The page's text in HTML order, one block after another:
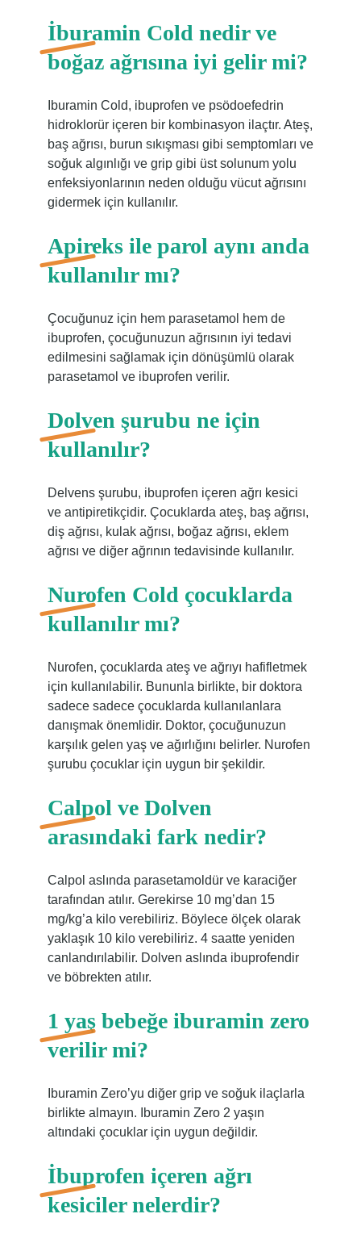
İburamin Cold nedir ve
boğaz ağrısına iyi gelir mi?
Iburamin Cold, ibuprofen ve psödoefedrin
hidroklorür içeren bir kombinasyon ilaçtır. Ateş,
baş ağrısı, burun sıkışması gibi semptomları ve
soğuk algınlığı ve grip gibi üst solunum yolu
enfeksiyonlarının neden olduğu vücut ağrısını
gidermek için kullanılır.
Apireks ile parol aynı anda
kullanılır mı?
Çocuğunuz için hem parasetamol hem de
ibuprofen, çocuğunuzun ağrısının iyi tedavi
edilmesini sağlamak için dönüşümlü olarak
parasetamol ve ibuprofen verilir.
Dolven şurubu ne için
kullanılır?
Delvens şurubu, ibuprofen içeren ağrı kesici
ve antipiretikçidir. Çocuklarda ateş, baş ağrısı,
diş ağrısı, kulak ağrısı, boğaz ağrısı, eklem
ağrısı ve diğer ağrının tedavisinde kullanılır.
Nurofen Cold çocuklarda
kullanılır mı?
Nurofen, çocuklarda ateş ve ağrıyı hafifletmek
için kullanılabilir. Bununla birlikte, bir doktora
sadece sadece çocuklarda kullanılanlara
danışmak önemlidir. Doktor, çocuğunuzun
karşılık gelen yaş ve ağırlığını belirler. Nurofen
şurubu çocuklar için uygun bir şekildir.
Calpol ve Dolven
arasındaki fark nedir?
Calpol aslında parasetamoldür ve karaciğer
tarafından atılır. Gerekirse 10 mg’dan 15
mg/kg’a kilo verebiliriz. Böylece ölçek olarak
yaklaşık 10 kilo verebiliriz. 4 saatte yeniden
canlandırılabilir. Dolven aslında ibuprofendir
ve böbrekten atılır.
1 yaş bebeğe iburamin zero
verilir mi?
Iburamin Zero’yu diğer grip ve soğuk ilaçlarla
birlikte almayın. Iburamin Zero 2 yaşın
altındaki çocuklar için uygun değildir.
İbuprofen içeren ağrı
kesiciler nelerdir?